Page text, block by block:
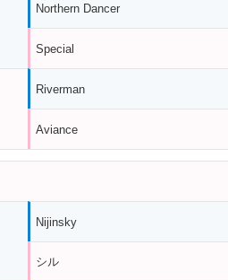
Northern Dancer
Special
Riverman
Aviance
Nijinsky
シル